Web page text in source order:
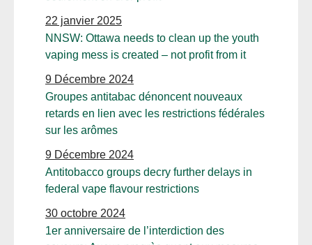
22 janvier 2025
NNSW: Ottawa needs to clean up the youth
vaping mess is created – not profit from it
9 Décembre 2024
Groupes antitabac dénoncent nouveaux
retards en lien avec les restrictions fédérales
sur les arômes
9 Décembre 2024
Antitobacco groups decry further delays in
federal vape flavour restrictions
30 octobre 2024
1er anniversaire de l’interdiction des